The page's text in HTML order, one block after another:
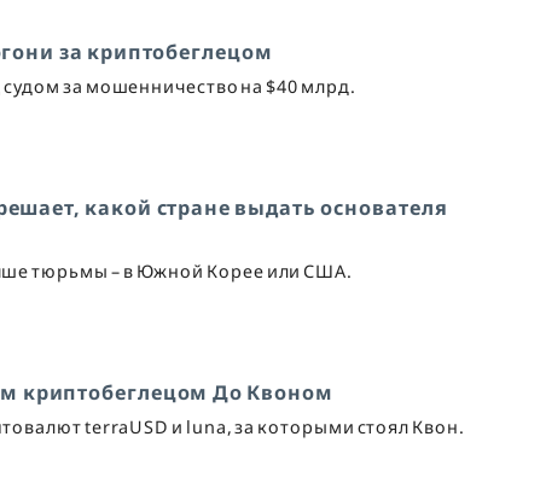
за криптобеглецом
за мошенничество на $40 млрд.
какой стране выдать основателя
тюрьмы – в Южной Корее или США.
криптобеглецом До Квоном
terraUSD и luna, за которыми стоял Квон.